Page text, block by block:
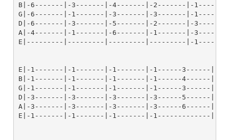
B|-6-------|-3-------|-4-------|-2-------|-
G|-6-------|-1-------|-3-------|-3-------|-
D|-6-------|-3-------|-5-------|-2-------|-
A|-4-------|-1-------|-6-------|-1-------|-
E|---------|---------|---------|---------|-
E|-1-------|-1-------|-1-------|-1------3------|-
B|-1-------|-1-------|-1-------|-1------4------|-
G|-1-------|-1-------|-1-------|-1------3------|-
D|-3-------|-3-------|-3-------|-3------5------|-
A|-3-------|-3-------|-3-------|-3------6------|-
E|-1-------|-1-------|-1-------|-1-------------|-